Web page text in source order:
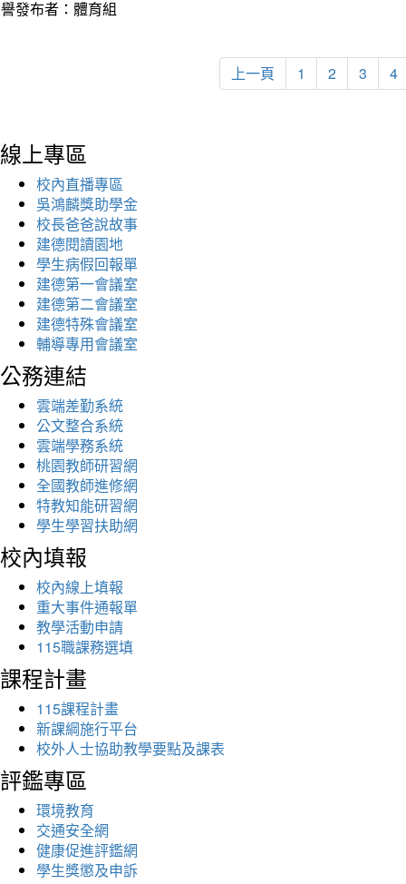
發布者：體育組
上一頁 1 2 3 4
線上專區
校內直播專區
吳鴻麟獎助學金
校長爸爸說故事
建德閱讀園地
學生病假回報單
建德第一會議室
建德第二會議室
建德特殊會議室
輔導專用會議室
公務連結
雲端差勤系統
公文整合系統
雲端學務系統
桃園教師研習網
全國教師進修網
特教知能研習網
學生學習扶助網
校內填報
校內線上填報
重大事件通報單
教學活動申請
115職課務選填
課程計畫
115課程計畫
新課綱施行平台
校外人士協助教學要點及課表
評鑑專區
環境教育
交通安全網
健康促進評鑑網
學生獎懲及申訴